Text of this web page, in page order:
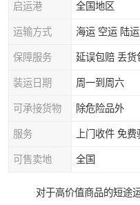
启运港 全国地区
运输方式 海运 空运 陆运
保障服务 延误包赔 丢货
装运日期 周一到周六
可承接货物 除危险品外
服务 上门收件 免费
可售卖地 全国
对于高价值商品的短途